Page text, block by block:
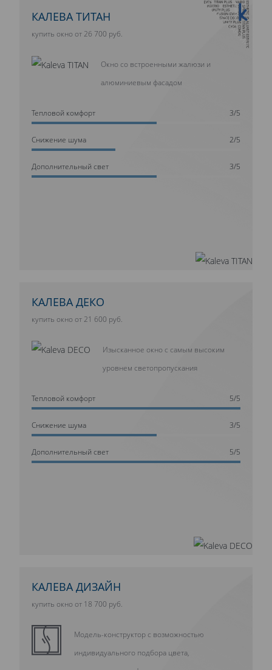
10 ЛЕТ ГАРАНТИИ
КАЛЕВА ТИТАН
купить окно от 26 700 руб.
Окно со встроенными жалюзи и
алюминиевым фасадом
Тепловой комфорт 3/5
Cнижение шума 2/5
Дополнительный свет 3/5
КАЛЕВА ДЕКО
купить окно от 21 600 руб.
Изысканное окно с самым высоким
уровнем светопропускания
Тепловой комфорт 5/5
Cнижение шума 3/5
Дополнительный свет 5/5
КАЛЕВА ДИЗАЙН
купить окно от 18 700 руб.
Модель-конструктор с возможностью
индивидуального подбора цвета,